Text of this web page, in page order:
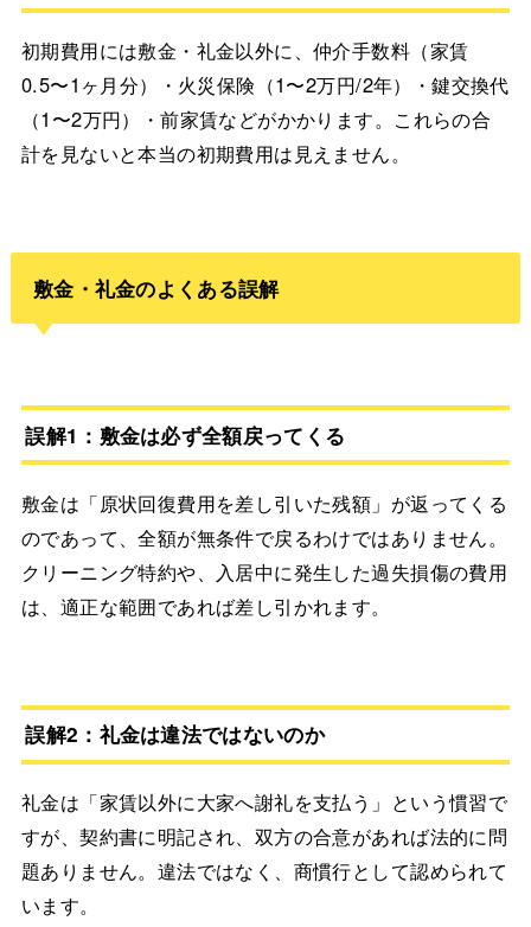
初期費用には敷金・礼金以外に、仲介手数料（家賃
0.5〜1ヶ月分）・火災保険（1〜2万円/2年）・鍵交換代
（1〜2万円）・前家賃などがかかります。これらの合
計を見ないと本当の初期費用は見えません。
敷金・礼金のよくある誤解
誤解1：敷金は必ず全額戻ってくる
敷金は「原状回復費用を差し引いた残額」が返ってくる
のであって、全額が無条件で戻るわけではありません。
クリーニング特約や、入居中に発生した過失損傷の費用
は、適正な範囲であれば差し引かれます。
誤解2：礼金は違法ではないのか
礼金は「家賃以外に大家へ謝礼を支払う」という慣習で
すが、契約書に明記され、双方の合意があれば法的に問
題ありません。違法ではなく、商慣行として認められて
います。